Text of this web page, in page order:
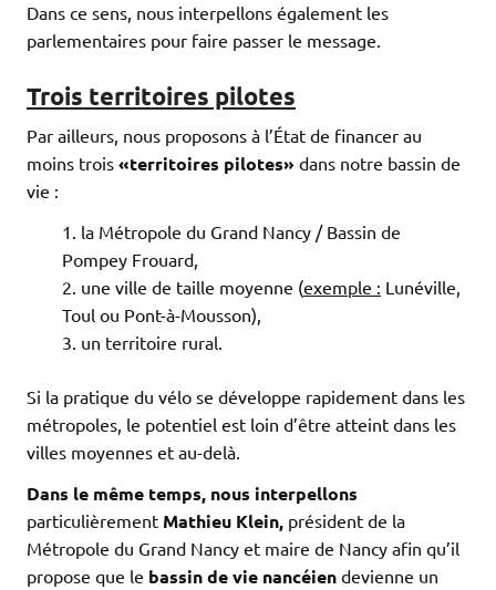
Dans ce sens, nous interpellons également les
parlementaires pour faire passer le message.
Trois territoires pilotes
Par ailleurs, nous proposons à l’État de financer au
moins trois «territoires pilotes» dans notre bassin de
vie :
la Métropole du Grand Nancy / Bassin de
Pompey Frouard,
une ville de taille moyenne (exemple : Lunéville,
Toul ou Pont-à-Mousson),
un territoire rural.
Si la pratique du vélo se développe rapidement dans les
métropoles, le potentiel est loin d’être atteint dans les
villes moyennes et au-delà.
Dans le même temps, nous interpellons
particulièrement Mathieu Klein, président de la
Métropole du Grand Nancy et maire de Nancy afin qu’il
propose que le bassin de vie nancéien devienne un